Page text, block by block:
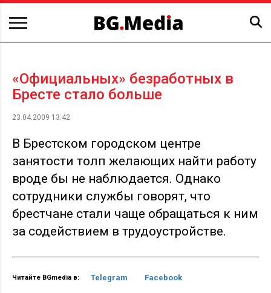
«Официальных» безработных в
Бресте стало больше
23.04.2009 13:42
В Брестском городском центре
занятости толп желающих найти работу
вроде бы не наблюдается. Однако
сотрудники службы говорят, что
брестчане стали чаще обращаться к ним
за содействием в трудоустройстве.
Читайте BGmedia в: Telegram Facebook